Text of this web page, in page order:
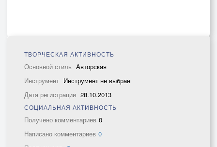
ТВОРЧЕСКАЯ АКТИВНОСТЬ
Основной стиль Авторская
Инструмент Инструмент не выбран
Дата регистрации 28.10.2013
СОЦИАЛЬНАЯ АКТИВНОСТЬ
Получено комментариев 0
Написано комментариев 0